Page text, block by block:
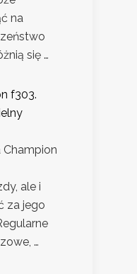
na
się …
f303.
Champion
ale i
za jego
…